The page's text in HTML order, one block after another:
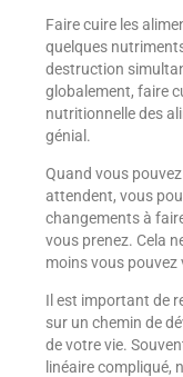
Faire cuire les
quelques
destruction
globalement, faire
nutritionnelle des
génial.
Quand vous
attendent, vous
changements à
vous prenez. Cela
moins vous pouvez
Il est important de
sur un chemin de
de votre vie.
linéaire compliqué,